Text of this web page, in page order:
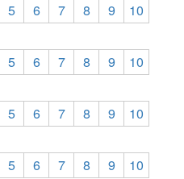
5 6 7 8 9
10
5 6 7 8 9
10
5 6 7 8 9
10
5 6 7 8 9
10